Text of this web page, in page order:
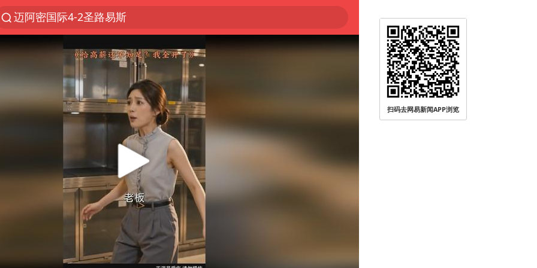
迈阿密国际4-2圣路易斯
店主遭女子“鬼手”换钞
顾客结账把钱扔地上 服务员霸气扔回
美国退回1000亿美元关税
38岁山东财大教授刘海明逝世
李亚鹏向地铁吐血女孩捐99999元
台风白海豚或在华东沿海登陆
“银行午休1.5小时”留个窗口行不行
FIFA官方支持因凡蒂诺
41岁女子为鼓励女儿考上985研究生
扫码去网易新闻APP浏览